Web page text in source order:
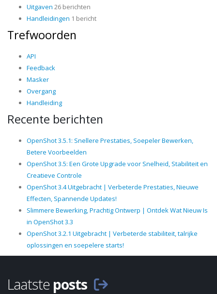
Uitgaven 26 berichten
Handleidingen 1 bericht
Trefwoorden
API
Feedback
Masker
Overgang
Handleiding
Recente berichten
OpenShot 3.5.1: Snellere Prestaties, Soepeler Bewerken,
Betere Voorbeelden
OpenShot 3.5: Een Grote Upgrade voor Snelheid, Stabiliteit en
Creatieve Controle
OpenShot 3.4 Uitgebracht | Verbeterde Prestaties, Nieuwe
Effecten, Spannende Updates!
Slimmere Bewerking, Prachtig Ontwerp | Ontdek Wat Nieuw Is
in OpenShot 3.3
OpenShot 3.2.1 Uitgebracht | Verbeterde stabiliteit, talrijke
oplossingen en soepelere starts!
Laatste posts